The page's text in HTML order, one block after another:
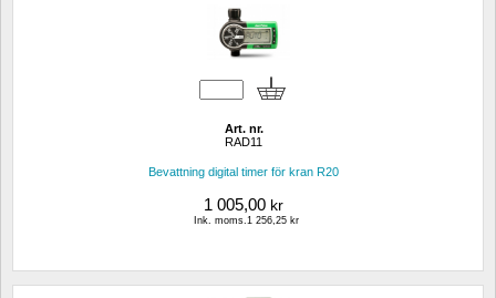
Art. nr.
RAD11
Bevattning digital timer för kran R20
1 005,00 kr
Ink. moms.1 256,25 kr